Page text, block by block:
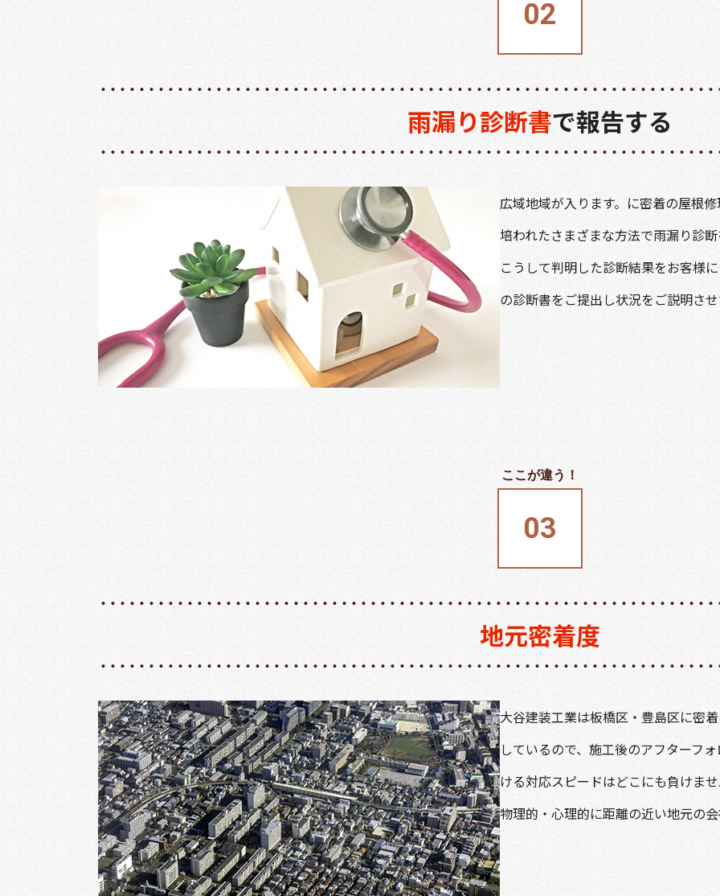
雨漏り診断書で報告する
広域地域が入ります。に密着の屋根
培われたさまざまな方法で雨漏り診
こうして判明した診断結果をお客様
の診断書をご提出し状況をご説明さ
地元密着度
大谷建装工業は板橋区・豊島区に密
しているので、施工後のアフターフ
ける対応スピードはどこにも負けま
物理的・心理的に距離の近い地元の